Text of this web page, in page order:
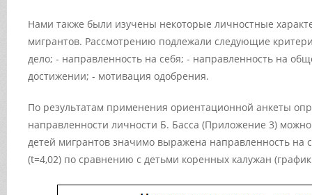
Нами также были изучены некоторые личностные
мигрантов. Рассмотрению подлежали следующие
дело; - направленность на себя; - направленность на
достижении; - мотивация одобрения.
По результатам применения ориентационной анкеты
направленности личности Б. Басса (Приложение 3)
детей мигрантов значимо выражена направленность на
(t=4,02) по сравнению с детьми коренных калужан